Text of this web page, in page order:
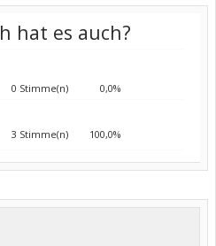
hat es auch?
0 Stimme(n) 0,0%
3 Stimme(n) 100,0%